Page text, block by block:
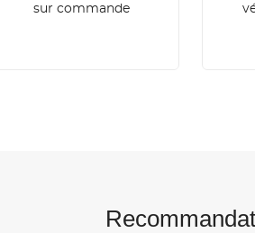
sur commande